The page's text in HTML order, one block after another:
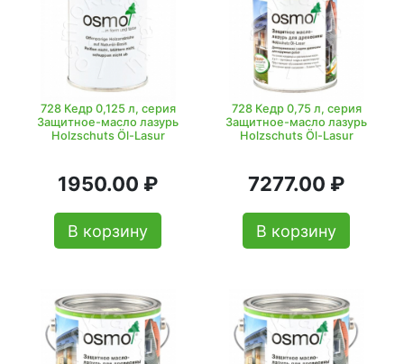
728 Кедр 0,125 л, серия
Защитное-масло лазурь
Holzschuts Öl-Lasur
1950.00 ₽
В корзину
728 Кедр 0,75 л, серия
Защитное-масло лазурь
Holzschuts Öl-Lasur
7277.00 ₽
В корзину